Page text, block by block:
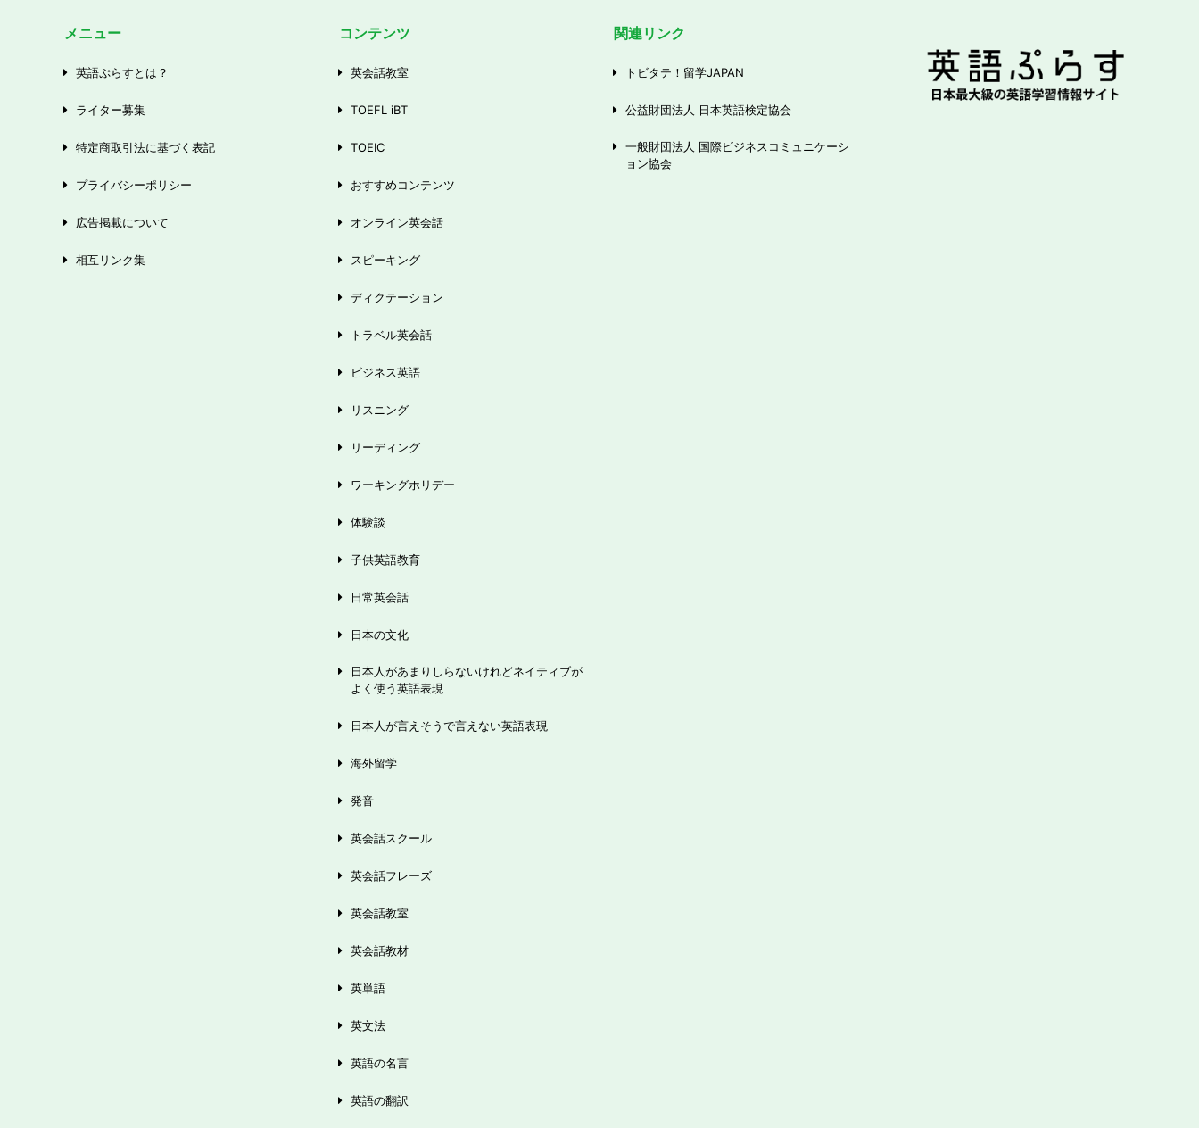
メニュー
英語ぷらすとは？
ライター募集
特定商取引法に基づく表記
プライバシーポリシー
広告掲載について
相互リンク集
コンテンツ
英会話教室
TOEFL iBT
TOEIC
おすすめコンテンツ
オンライン英会話
スピーキング
ディクテーション
トラベル英会話
ビジネス英語
リスニング
リーディング
ワーキングホリデー
体験談
子供英語教育
日常英会話
日本の文化
日本人があまりしらないけれどネイティブが
よく使う英語表現
日本人が言えそうで言えない英語表現
海外留学
発音
英会話スクール
英会話フレーズ
英会話教室
英会話教材
英単語
英文法
英語の名言
英語の翻訳
関連リンク
トビタテ！留学JAPAN
公益財団法人 日本英語検定協会
一般財団法人 国際ビジネスコミュニケーシ
ョン協会